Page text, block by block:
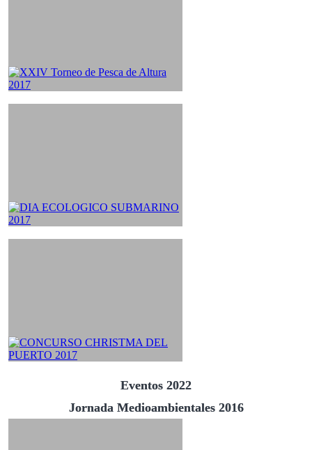
Eventos 2022
Jornada Medioambientales 2016